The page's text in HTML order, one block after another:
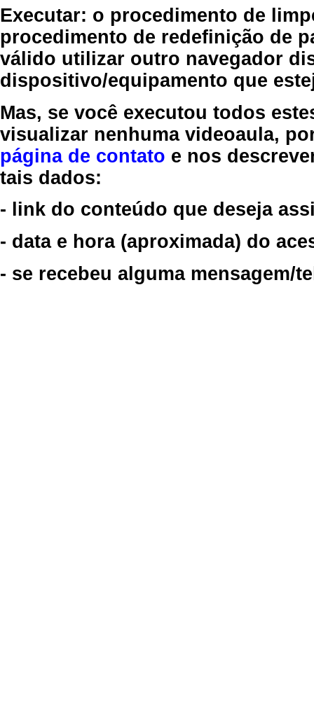
Executar: o procedimento de
procedimento de redefinição de
válido utilizar outro navegador
dispositivo/equipamento que
Mas, se você executou todos
visualizar nenhuma videoaula,
página de contato e nos
tais dados:
- link do conteúdo que deseja
- data e hora (aproximada) do
- se recebeu alguma mensagem/